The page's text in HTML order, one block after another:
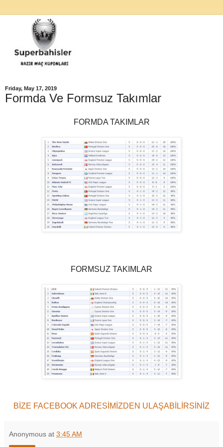
Friday, May 17, 2019
Formda Ve Formsuz Takımlar
FORMDA TAKIMLAR
FORMSUZ TAKIMLAR
BİZE FACEBOOK ADRESİMİZDEN ULAŞABİLİRSİNİZ
Anonymous at 3:45 AM